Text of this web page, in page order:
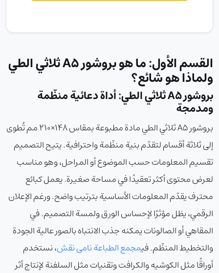
القسم الأول: ما هو بروشور A5 ثلاثي الطي
ولماذا هو شائع؟
بروشور A5 ثلاثي الطي: أداة دعائية منظّمة
ومدمجة
بروشور A5 ثلاثي الطي مادة مطبوعة بمقاس 148×210 مم تُطوى
إلى ثلاثة أقسام لتقدّم بنية منظّمة واحترافية. يتيح التصميم
تقسيم المعلومات حسب الموضوع أو المراحل، وهو مناسب
لعرض محتوى أكثر تعقيدًا في مساحة صغيرة. يعمل كبائع
محترف يقدّم المعلومات الأساسية بترتيب واضح. ورغم الإعلان
الرقمي، يظل مؤثرًا لإحساس الورق ولمسة التصميم. في
المقاهي أو الصالونات يمكنه جذب الانتباه بالصور عالية الجودة
والتخطيط المنظّم. فيمجمع الطباعة نامی نقش، نستخدم
أوراقًا مثل الكوشيه والكرافت وتقنيات مثل السلفنة لإنتاج أثر